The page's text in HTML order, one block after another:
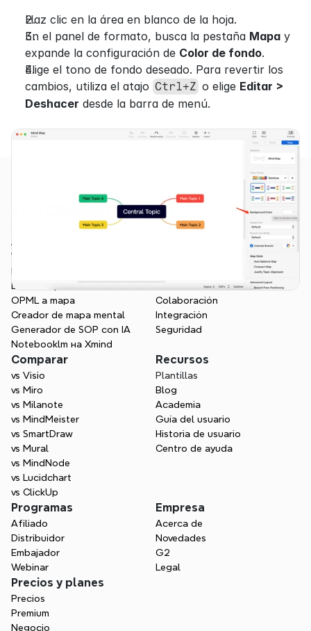
Haz clic en la área en blanco de la hoja.
En el panel de formato, busca la pestaña Mapa y
expande la configuración de Color de fondo.
Elige el tono de fondo deseado. Para revertir los
cambios, utiliza el atajo Ctrl+Z o elige Editar >
Deshacer desde la barra de menú.
Aplicación
Web
Doc a mapa
OPML a mapa
Creador de mapa mental
Generador de SOP con IA
Notebooklm на Xmind
Funcionalidades
Gestión de proyectos
Estructura visual
Colaboración
Integración
Seguridad
Comparar
vs Visio
vs Miro
vs Milanote
vs MindMeister
vs SmartDraw
vs Mural
vs MindNode
vs Lucidchart
vs ClickUp
Recursos
Plantillas
Blog
Academia
Guía del usuario
Historia de usuario
Centro de ayuda
Programas
Afiliado
Distribuidor
Embajador
Webinar
Empresa
Acerca de
Novedades
G2
Legal
Precios y planes
Precios
Premium
Negocio